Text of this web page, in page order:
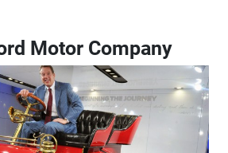
Motor Company